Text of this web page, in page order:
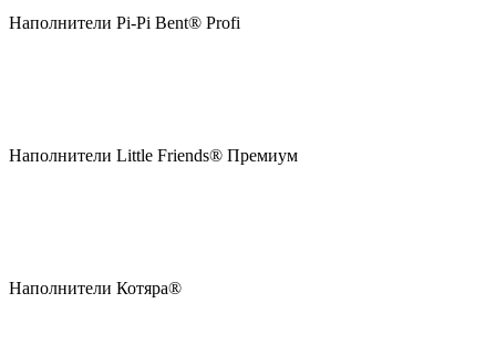
Наполнители Pi-Pi Bent® Profi
Наполнители Little Friends® Премиум
Наполнители Котяра®